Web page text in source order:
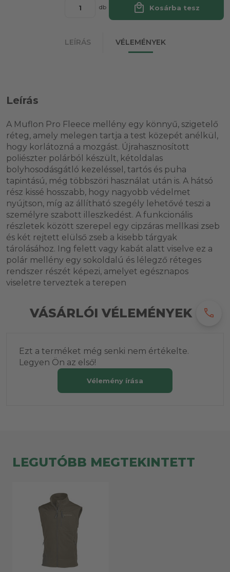
db local_mall Kosárba tesz
LEÍRÁS VÉLEMÉNYEK
Leírás
A Muflon Pro Fleece mellény egy könnyű, szigetelő
réteg, amely melegen tartja a test közepét anélkül,
hogy korlátozná a mozgást. Újrahasznosított
poliészter polárból készült, kétoldalas
bolyhosodásgátló kezeléssel, tartós és puha
tapintású, még többszöri használat után is. A hátsó
rész kissé hosszabb, hogy nagyobb védelmet
nyújtson, míg az állítható szegély lehetővé teszi a
személyre szabott illeszkedést. A funkcionális
részletek között szerepel egy cipzáras mellkasi zseb
és két rejtett elülső zseb a kisebb tárgyak
tárolásához. Ing felett vagy kabát alatt viselve ez a
polár mellény egy sokoldalú és lélegző réteges
rendszer részét képezi, amelyet egésznapos
viseletre terveztek a terepen
VÁSÁRLÓI VÉLEMÉNYEK
Ezt a terméket még senki nem értékelte.
Legyen Ön az első!
Vélemény írása
LEGUTÓBB MEGTEKINTETT
call